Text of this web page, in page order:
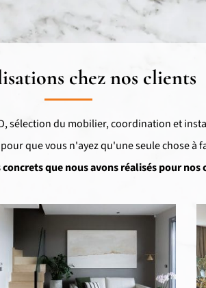
chez nos clients
sélection du mobilier, coordination et
que vous n'ayez qu'une seule chose à
que nous avons réalisés pour nos